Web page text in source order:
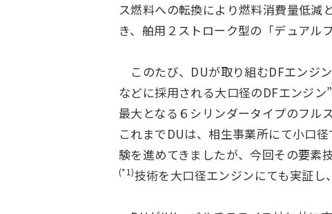
ス燃料への転換により燃料消費量低減
き、舶用２ストローク型の「デュアル
このたび、DUが取り組むDFエンジ
などに採用される大口径のDFエンジ
最大となる６シリンダータイプのフル
これまでDUは、相生事業所にて小口
験を進めてきましたが、今回その要素
(*1)技術を大口径エンジンにても実証し